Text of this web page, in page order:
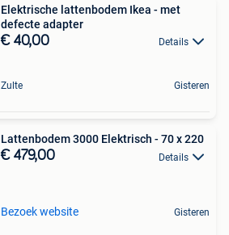
Elektrische lattenbodem Ikea - met
defecte adapter
€ 40,00 Details
Zulte Gisteren
Lattenbodem 3000 Elektrisch - 70 x 220
€ 479,00 Details
Bezoek website Gisteren